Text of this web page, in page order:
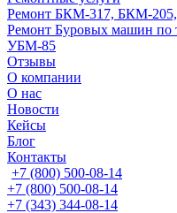
Ремонт БКМ-317, БКМ-
Ремонт Буровых машин
УБМ-85
Отзывы
О компании
О нас
Новости
Кейсы
Блог
Контакты
+7 (800) 500-08-14
+7 (800) 500-08-14
+7 (343) 344-08-14